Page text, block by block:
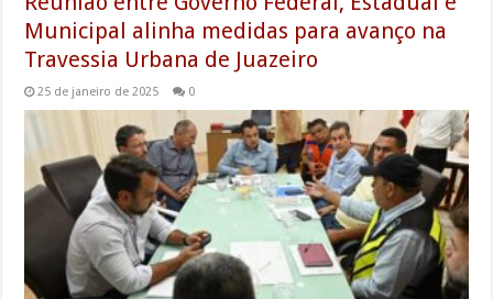
Municipal alinha medidas para avanço na
Travessia Urbana de Juazeiro
25 de janeiro de 2025 0